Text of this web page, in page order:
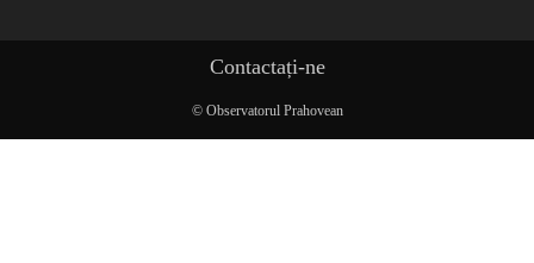
Contactați-ne
© Observatorul Prahovean